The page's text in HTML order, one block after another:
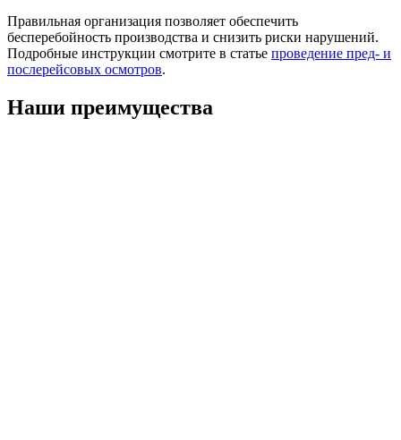
Правильная организация позволяет обеспечить
бесперебойность производства и снизить риски нарушений.
Подробные инструкции смотрите в статье проведение пред- и
послерейсовых осмотров.
Наши преимущества